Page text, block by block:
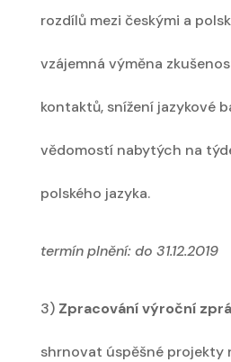
rozdílů mezi českými a
vzájemná výměna
kontaktů, snížení jazykové
vědomostí nabytých na
polského jazyka.
termín plnění: do 31.12.2019
3) Zpracování výroční
shrnovat úspěšné projekty